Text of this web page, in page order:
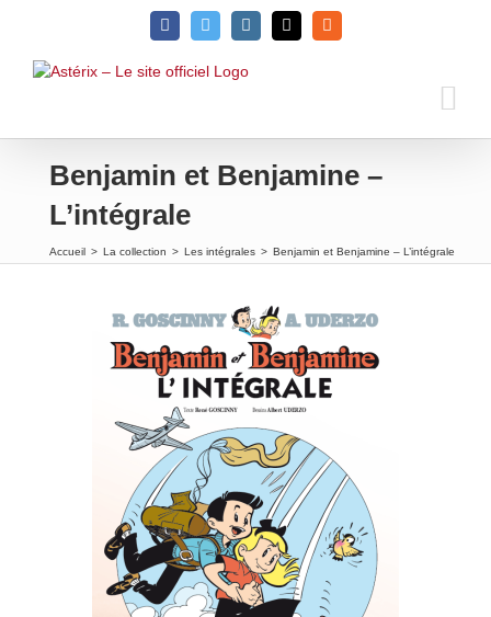
FacebookTwitterInstagramEmailRss
Benjamin et Benjamine –
L’intégrale
Accueil > La collection > Les intégrales > Benjamin et Benjamine – L’intégrale